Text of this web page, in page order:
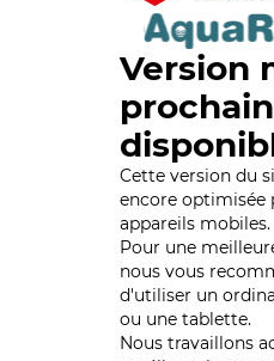
Version
Cette version du
encore optimisée
appareils mobiles.
Pour une
nous vous
d'utiliser un
ou une tablette.
Nous travaillons